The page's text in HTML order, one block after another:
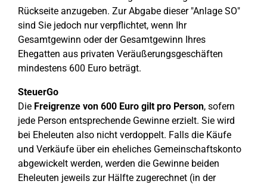
Rückseite anzugeben. Zur Abgabe dieser "Anlage SO"
sind Sie jedoch nur verpflichtet, wenn Ihr
Gesamtgewinn oder der Gesamtgewinn Ihres
Ehegatten aus privaten Veräußerungsgeschäften
mindestens 600 Euro beträgt.
SteuerGo
Die Freigrenze von 600 Euro gilt pro Person, sofern
jede Person entsprechende Gewinne erzielt. Sie wird
bei Eheleuten also nicht verdoppelt. Falls die Käufe
und Verkäufe über ein eheliches Gemeinschaftskonto
abgewickelt werden, werden die Gewinne beiden
Eheleuten jeweils zur Hälfte zugerechnet (in der